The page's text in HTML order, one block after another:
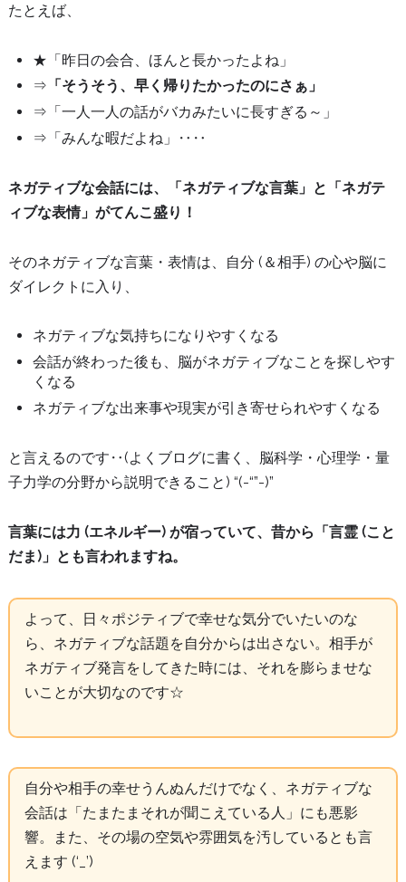
たとえば、
★「昨日の会合、ほんと長かったよね」
⇒ 「そうそう、早く帰りたかったのにさぁ」
⇒「一人一人の話がバカみたいに長すぎる～」
⇒「みんな暇だよね」‥‥
ネガティブな会話には、「ネガティブな言葉」と「ネガテ
ィブな表情」がてんこ盛り！
そのネガティブな言葉・表情は、自分 (＆相手) の心や脳に
ダイレクトに入り、
ネガティブな気持ちになりやすくなる
会話が終わった後も、脳がネガティブなことを探しやす
くなる
ネガティブな出来事や現実が引き寄せられやすくなる
と言えるのです‥(よくブログに書く、脳科学・心理学・量
子力学の分野から説明できること) “(-“”-)”
言葉には力 (エネルギー) が宿っていて、昔から「言霊 (こと
だま)」とも言われますね。
よって、日々ポジティブで幸せな気分でいたいのな
ら、ネガティブな話題を自分からは出さない。相手が
ネガティブ発言をしてきた時には、それを膨らませな
いことが大切なのです☆
自分や相手の幸せうんぬんだけでなく、ネガティブな
会話は「たまたまそれが聞こえている人」にも悪影
響。また、その場の空気や雰囲気を汚しているとも言
えます (‘_’)